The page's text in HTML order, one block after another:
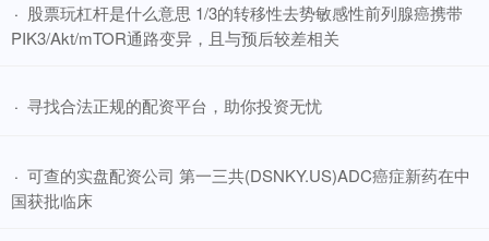
· ​股票玩杠杆是什么意思 1/3的转移性去势敏感性前列腺癌携带
PIK3/Akt/mTOR通路变异，且与预后较差相关
· ​寻找合法正规的配资平台，助你投资无忧
· ​可查的实盘配资公司 第一三共(DSNKY.US)ADC癌症新药在中
国获批临床